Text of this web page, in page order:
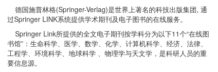
德国施普林格(Springer-Verlag)是世界上著名的科技出版集团, 通
过Springer LINK系统提供学术期刊及电子图书的在线服务。
Springer Link所提供的全文电子期刊按学科分为以下11个“在线图
书馆”：生命科学、医学、数学、化学、计算机科学、经济、法律、
工程学、环境科学、地球科学 、物理学与天文学，是科研人员的重
要信息源。